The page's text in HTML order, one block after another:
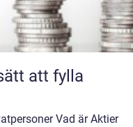
Vad är Aktier